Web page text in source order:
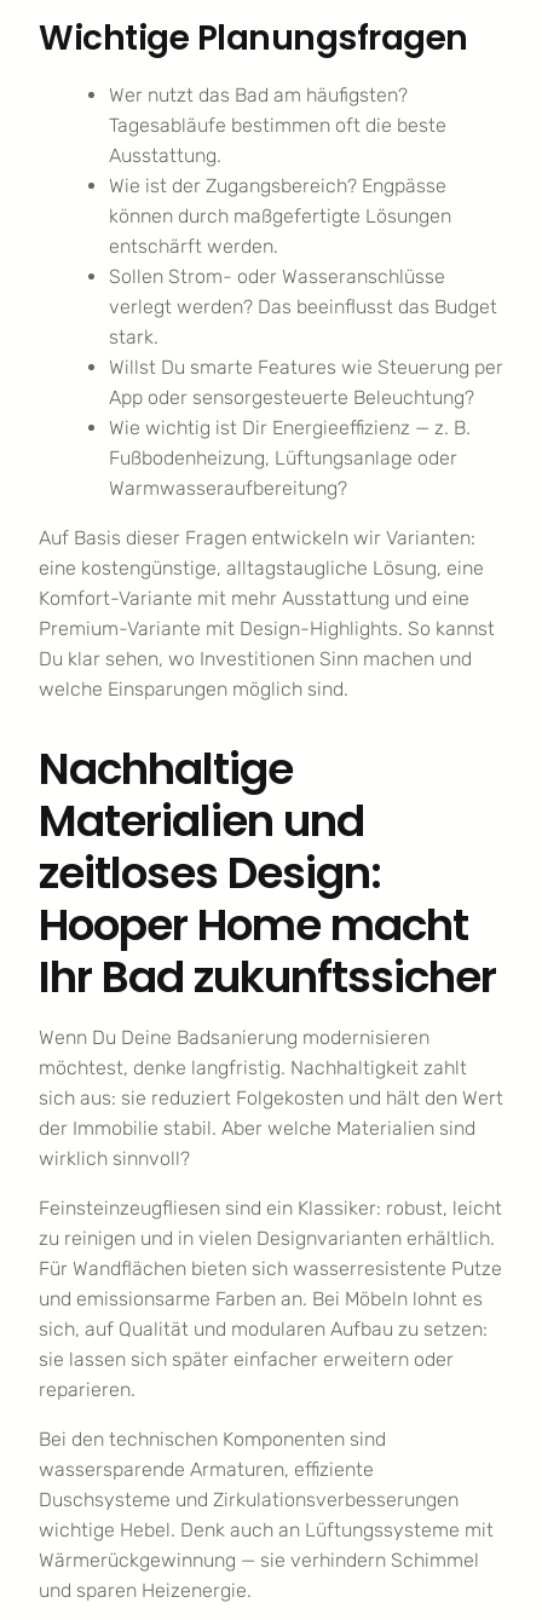
Wichtige Planungsfragen
Wer nutzt das Bad am häufigsten?
Tagesabläufe bestimmen oft die beste
Ausstattung.
Wie ist der Zugangsbereich? Engpässe
können durch maßgefertigte Lösungen
entschärft werden.
Sollen Strom- oder Wasseranschlüsse
verlegt werden? Das beeinflusst das Budget
stark.
Willst Du smarte Features wie Steuerung per
App oder sensorgesteuerte Beleuchtung?
Wie wichtig ist Dir Energieeffizienz — z. B.
Fußbodenheizung, Lüftungsanlage oder
Warmwasseraufbereitung?
Auf Basis dieser Fragen entwickeln wir Varianten:
eine kostengünstige, alltagstaugliche Lösung, eine
Komfort-Variante mit mehr Ausstattung und eine
Premium-Variante mit Design-Highlights. So kannst
Du klar sehen, wo Investitionen Sinn machen und
welche Einsparungen möglich sind.
Nachhaltige
Materialien und
zeitloses Design:
Hooper Home macht
Ihr Bad zukunftssicher
Wenn Du Deine Badsanierung modernisieren
möchtest, denke langfristig. Nachhaltigkeit zahlt
sich aus: sie reduziert Folgekosten und hält den Wert
der Immobilie stabil. Aber welche Materialien sind
wirklich sinnvoll?
Feinsteinzeugfliesen sind ein Klassiker: robust, leicht
zu reinigen und in vielen Designvarianten erhältlich.
Für Wandflächen bieten sich wasserresistente Putze
und emissionsarme Farben an. Bei Möbeln lohnt es
sich, auf Qualität und modularen Aufbau zu setzen:
sie lassen sich später einfacher erweitern oder
reparieren.
Bei den technischen Komponenten sind
wassersparende Armaturen, effiziente
Duschsysteme und Zirkulationsverbesserungen
wichtige Hebel. Denk auch an Lüftungssysteme mit
Wärmerückgewinnung — sie verhindern Schimmel
und sparen Heizenergie.